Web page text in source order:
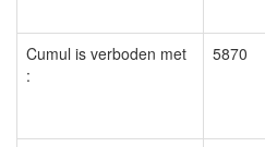
Cumul is verboden met
:
5870